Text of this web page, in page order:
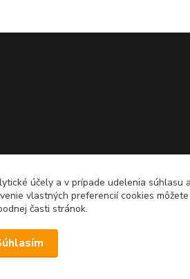
účely a v prípade udelenia súhlasu
vlastných preferencií cookies môžete
časti stránok.